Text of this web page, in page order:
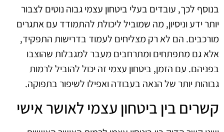
בנוסף לכך, עובדים בעלי ביטחון עצמי גבוה נוטים לצבור
יותר ידע וניסיון, מה שמוביל ליכולת להתמודד עם אתגרים
מורכבים. הם לא רק מצליחים לעמוד בדרישות התפקיד,
אלא גם מתפתחים ומתרחבים מעבר למגבלות שהוצבו
בפניהם. עם הזמן, ביטחון עצמי זה יכול להוביל לרמות
גבוהות יותר של הנאה בעבודה ואפילו לשיפור בתפוקה.
קשרים בין ביטחון עצמי לאושר אישי